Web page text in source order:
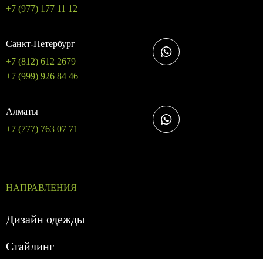
+7 (977) 177 11 12
Санкт-Петербург
+7 (812) 612 2679
+7 (999) 926 84 46
Алматы
+7 (777) 763 07 71
НАПРАВЛЕНИЯ
Дизайн одежды
Стайлинг